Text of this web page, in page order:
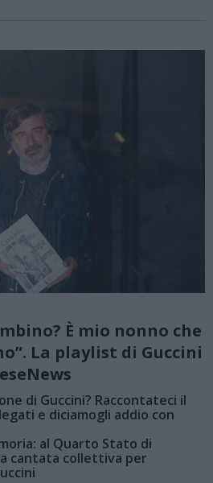
È mio nonno che
La playlist di Guccini
di Guccini? Raccontateci il
e diciamogli addio con
al Quarto Stato di
cantata collettiva per